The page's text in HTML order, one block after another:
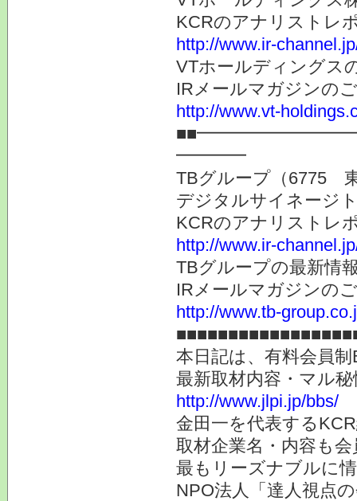
KCRのアナリストレ
http://www.ir-
VTホールディングス
IRメールマガジンの
http://www.vt-
━━━━
TBグループ（6775
デジタルサイネージ
KCRのアナリストレ
http://www.ir-
TBグループの最新情
IRメールマガジンの
http://www.tb-
本日記は、有料会員
最新取材内容・マル
http://www.jlpi.jp/bbs/
金田一を代表する
取材企業名・内容も
最もリーズナブルに
NPO法人「達人視点